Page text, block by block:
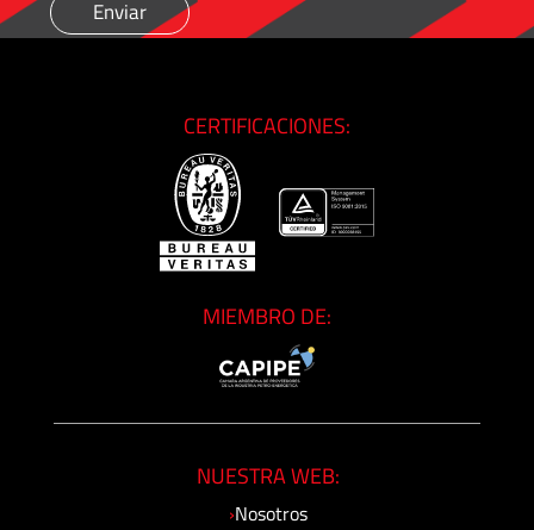
CERTIFICACIONES:
MIEMBRO DE:
NUESTRA WEB:
›Nosotros